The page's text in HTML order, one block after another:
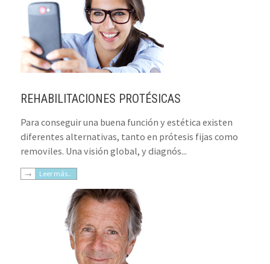
REHABILITACIONES PROTÉSICAS
Para conseguir una buena función y estética existen
diferentes alternativas, tanto en prótesis fijas como
removiles. Una visión global, y diagnós...
Leer más..